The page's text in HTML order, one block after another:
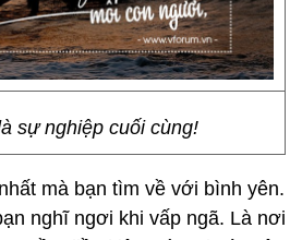
sự nghiệp cuối cùng!
mà bạn tìm về với bình yên.
nghĩ ngơi khi vấp ngã. Là nơi